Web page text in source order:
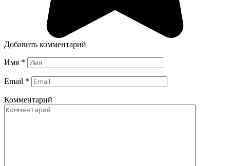
Добавить комментарий
Имя *
Email *
Комментарий